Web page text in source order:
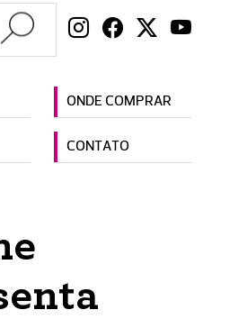
ONDE COMPRAR
CONTATO